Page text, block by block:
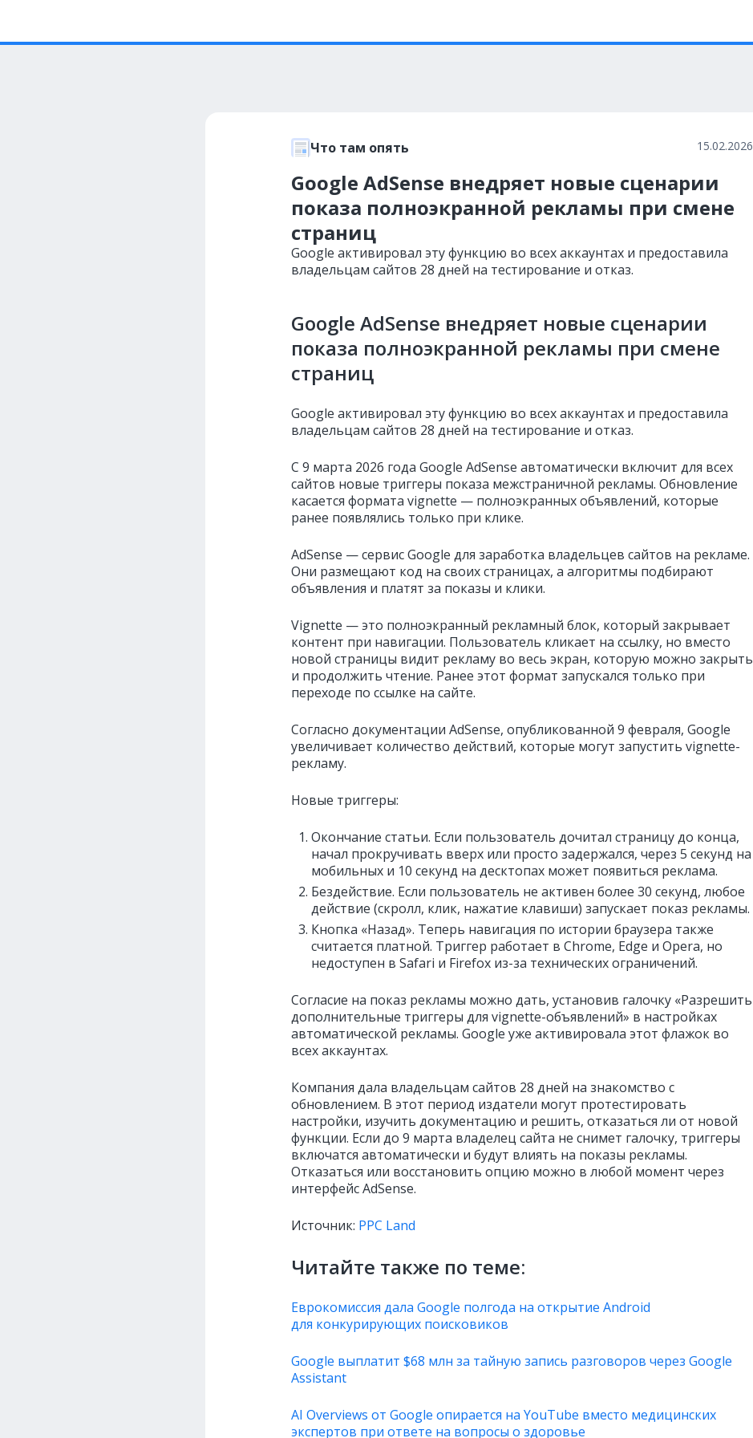
Что там опять 15.02.2026
Google AdSense внедряет новые сценарии
показа полноэкранной рекламы при смене
страниц
Google активировал эту функцию во всех аккаунтах и предоставила
владельцам сайтов 28 дней на тестирование и отказ.
Google AdSense внедряет новые сценарии
показа полноэкранной рекламы при смене
страниц
Google активировал эту функцию во всех аккаунтах и предоставила
владельцам сайтов 28 дней на тестирование и отказ.
С 9 марта 2026 года Google AdSense автоматически включит для всех
сайтов новые триггеры показа межстраничной рекламы. Обновление
касается формата vignette — полноэкранных объявлений, которые
ранее появлялись только при клике.
AdSense — сервис Google для заработка владельцев сайтов на рекламе.
Они размещают код на своих страницах, а алгоритмы подбирают
объявления и платят за показы и клики.
Vignette — это полноэкранный рекламный блок, который закрывает
контент при навигации. Пользователь кликает на ссылку, но вместо
новой страницы видит рекламу во весь экран, которую можно закрыть
и продолжить чтение. Ранее этот формат запускался только при
переходе по ссылке на сайте.
Согласно документации AdSense, опубликованной 9 февраля, Google
увеличивает количество действий, которые могут запустить vignette-
рекламу.
Новые триггеры:
Окончание статьи. Если пользователь дочитал страницу до конца,
начал прокручивать вверх или просто задержался, через 5 секунд на
мобильных и 10 секунд на десктопах может появиться реклама.
Бездействие. Если пользователь не активен более 30 секунд, любое
действие (скролл, клик, нажатие клавиши) запускает показ рекламы.
Кнопка «Назад». Теперь навигация по истории браузера также
считается платной. Триггер работает в Chrome, Edge и Opera, но
недоступен в Safari и Firefox из-за технических ограничений.
Согласие на показ рекламы можно дать, установив галочку «Разрешить
дополнительные триггеры для vignette-объявлений» в настройках
автоматической рекламы. Google уже активировала этот флажок во
всех аккаунтах.
Компания дала владельцам сайтов 28 дней на знакомство с
обновлением. В этот период издатели могут протестировать
настройки, изучить документацию и решить, отказаться ли от новой
функции. Если до 9 марта владелец сайта не снимет галочку, триггеры
включатся автоматически и будут влиять на показы рекламы.
Отказаться или восстановить опцию можно в любой момент через
интерфейс AdSense.
Источник: PPC Land
Читайте также по теме:
Еврокомиссия дала Google полгода на открытие Android
для конкурирующих поисковиков
Google выплатит $68 млн за тайную запись разговоров через Google
Assistant
AI Overviews от Google опирается на YouTube вместо медицинских
экспертов при ответе на вопросы о здоровье